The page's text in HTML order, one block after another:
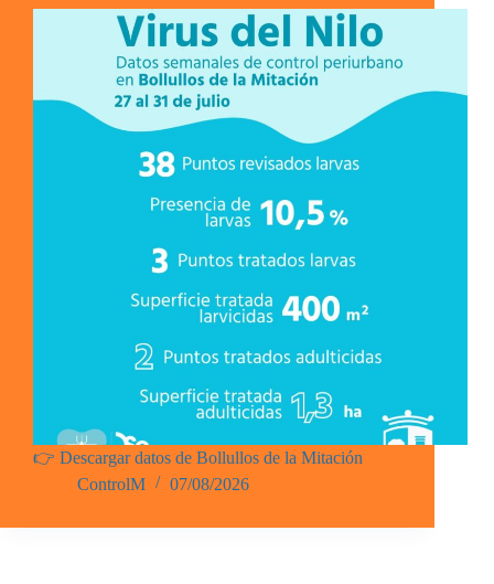
👉 Descargar datos de Bollullos de la Mitación
ControlM
07/08/2026